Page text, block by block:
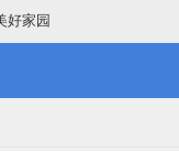
好家园